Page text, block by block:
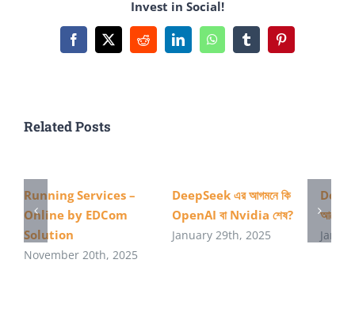
ফ্রী
Invest in Social!
Facebook
X RedditLinkedInWhatsAppTumblrPinterest
Related Posts
Running Services –
Online by EDCom
Solution
November 20th, 2025
DeepSeek এর আগমনে কি
OpenAI বা Nvidia শেষ?
January 29th, 2025